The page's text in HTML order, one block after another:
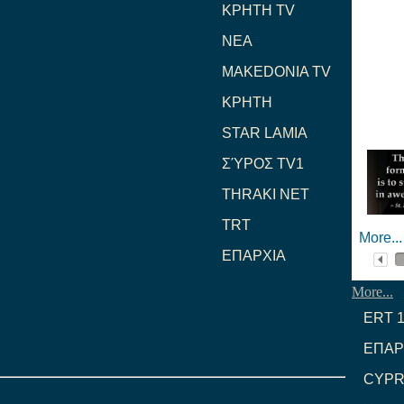
ΚΡΗΤΗ TV
NEA
MAKEDONIA TV
ΚΡΗΤΗ
STAR LAMIA
ΣΎΡΟΣ TV1
THRAKI NET
TRT
ΕΠΑΡΧΙΑ
More...
More...
ERT 1